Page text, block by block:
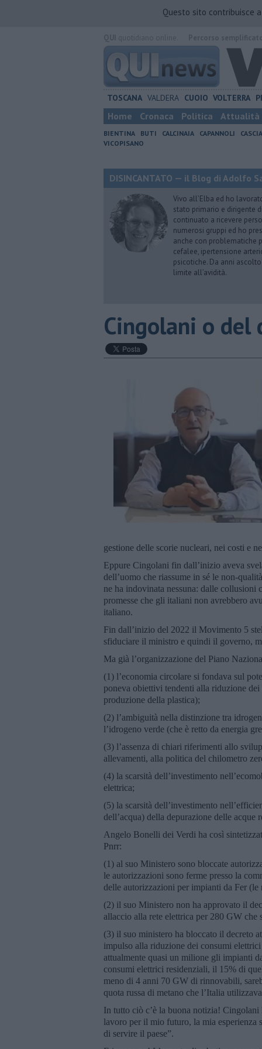
Questo sito contribuisce
TOSCANA VALDERA CUOIO VOLTERRA
Home Cronaca Politica Attualità
BIENTINA BUTI CALCINAIA CAPANNOLI
VICOPISANO
DISINCANTATO — il Blog di Adolfo
Vivo all’Elba ed ho
stato primario e dirigente
continuato a ricevere
numerosi gruppi ed ho
anche con problematiche
cefalee, ipertensione
psicotiche. Da anni
limite all’avidità.
Cingolani o del
gestione delle scorie nucleari, nei costi e
Eppure Cingolani fin dall’inizio aveva
dell’uomo che riassume in sé le non-
ne ha indovinata nessuna: dalle collusioni
promesse che gli italiani non avrebbero
italiano.
Fin dall’inizio del 2022 il Movimento 5
sfiduciare il ministro e quindi il governo,
Ma già l’organizzazione del Piano
(1) l’economia circolare si fondava sul
poneva obiettivi tendenti alla riduzione
produzione della plastica);
(2) l’ambiguità nella distinzione tra
l’idrogeno verde (che è retto da energia
(3) l’assenza di chiari riferimenti allo
allevamenti, alla politica del chilometro
(4) la scarsità dell’investimento
elettrica;
(5) la scarsità dell’investimento
dell’acqua) della depurazione delle
Angelo Bonelli dei Verdi ha così
Pnrr:
(1) al suo Ministero sono bloccate
le autorizzazioni sono ferme presso la
delle autorizzazioni per impianti da Fer
(2) il suo Ministero non ha approvato il
allaccio alla rete elettrica per 280 GW che
(3) il suo ministero ha bloccato il decreto
impulso alla riduzione dei consumi
attualmente quasi un milione gli impianti
consumi elettrici residenziali, il 15% di
meno di 4 anni 70 GW di rinnovabili,
quota russa di metano che l’Italia
In tutto ciò c’è la buona notizia!
lavoro per il mio futuro, la mia esperienza
di servire il paese”.